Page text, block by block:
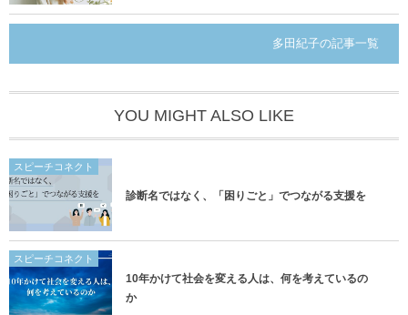
多田紀子の記事一覧
YOU MIGHT ALSO LIKE
スピーチコネクト
診断名ではなく、「困りごと」でつながる支援を
スピーチコネクト
10年かけて社会を変える人は、何を考えているの
か